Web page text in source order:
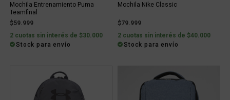
Mochila Entrenamiento Puma
Teamfinal
$59.999
2 cuotas sin interés de $30.000
Stock para envío
Mochila Nike Classic
$79.999
2 cuotas sin interés de $40.000
Stock para envío